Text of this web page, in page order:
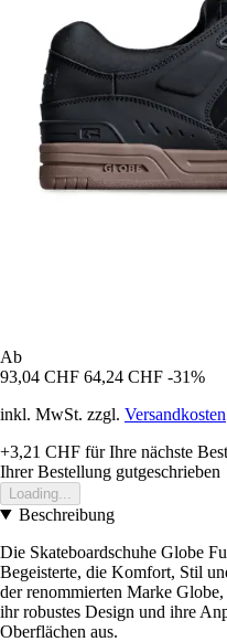
Ab
93,04 CHF 64,24 CHF -31%
inkl. MwSt. zzgl. Versandkosten
+3,21 CHF für Ihre nächste
Ihrer Bestellung gutgeschrieben
Loading...
Beschreibung
Die Skateboardschuhe Globe
Begeisterte, die Komfort, Stil
der renommierten Marke
ihr robustes Design und ihre
Oberflächen aus.